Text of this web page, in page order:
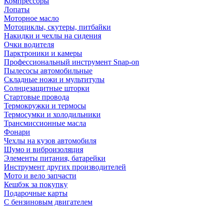
Лопаты
Моторное масло
Мотоциклы, скутеры, питбайки
Накидки и чехлы на сидения
Очки водителя
Парктроники и камеры
Профессиональный инструмент Snap-on
Пылесосы автомобильные
Складные ножи и мультитулы
Солнцезащитные шторки
Стартовые провода
Термокружки и термосы
Термосумки и холодильники
Трансмиссионные масла
Фонари
Чехлы на кузов автомобиля
Шумо и виброизоляция
Элементы питания, батарейки
Инструмент других производителей
Мото и вело запчасти
Кешбэк за покупку
Подарочные карты
С бензиновым двигателем